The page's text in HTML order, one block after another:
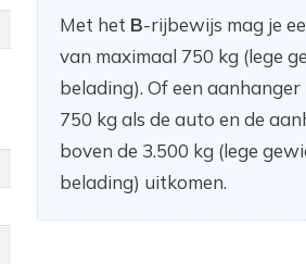
Met het B-rijbewijs mag je
van maximaal 750 kg (lege
belading). Of een
750 kg als de auto en de
boven de 3.500 kg (lege
belading) uitkomen.